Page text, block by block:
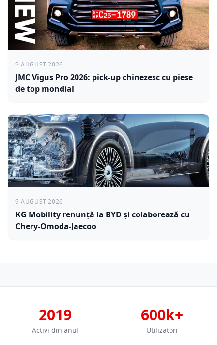
9 AUGUST 2026
JMC Vigus Pro 2026: pick-up chinezesc cu piese
de top mondial
9 AUGUST 2026
KG Mobility renunță la BYD și colaborează cu
Chery-Omoda-Jaecoo
2019
Activi din anul
600k+
Utilizatori